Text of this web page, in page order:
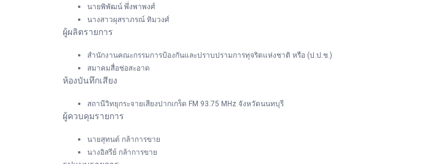
นายพิพัฒน์ พึ่งพาพงศ์
นางสาวผุสราภรณ์ ทิมวงศ์
ผู้ผลิตรายการ
สำนักงานคณะกรรมการป้องกันและปราบปรามการทุจริตแห่งชาติ หรือ (ป.ป.ช.)
สมาคมสื่อช่อสะอาด
ห้องบันทึกเสียง
สถานีวิทยุกระจายเสียงปากเกร็ด FM 93.75 MHz จังหวัดนนทบุรี
ผู้ควบคุมรายการ
นายสุทนต์ กล้าการขาย
นางอิสรีย์ กล้าการขาย